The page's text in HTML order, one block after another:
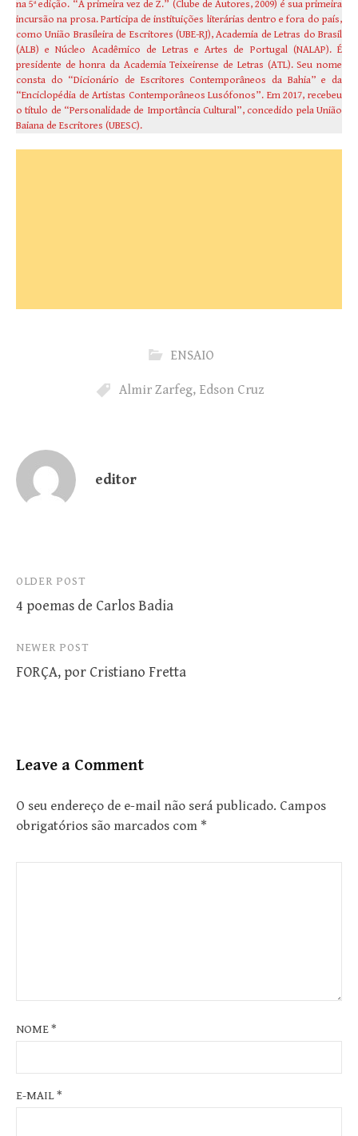
na 5ª edição. “A primeira vez de Z.” (Clube de Autores, 2009) é sua primeira
incursão na prosa. Participa de instituições literárias dentro e fora do país,
como União Brasileira de Escritores (UBE-RJ), Academia de Letras do Brasil
(ALB) e Núcleo Acadêmico de Letras e Artes de Portugal (NALAP). É
presidente de honra da Academia Teixeirense de Letras (ATL). Seu nome
consta do “Dicionário de Escritores Contemporâneos da Bahia” e da
“Enciclopédia de Artistas Contemporâneos Lusófonos”. Em 2017, recebeu
o título de “Personalidade de Importância Cultural”, concedido pela União
Baiana de Escritores (UBESC).
ENSAIO
Almir Zarfeg, Edson Cruz
editor
Post
navigation
OLDER POST
4 poemas de Carlos Badia
NEWER POST
FORÇA, por Cristiano Fretta
Leave a Comment
O seu endereço de e-mail não será publicado. Campos
obrigatórios são marcados com *
NOME*
E-MAIL*